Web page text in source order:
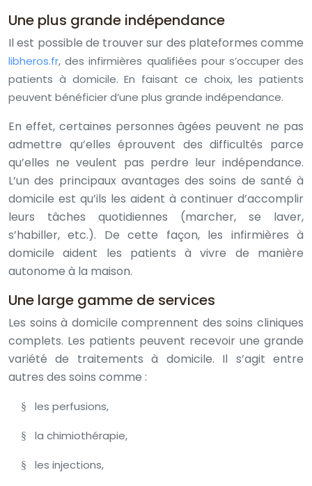
Une plus grande indépendance
Il est possible de trouver sur des plateformes comme
libheros.fr, des infirmières qualifiées pour s’occuper des
patients à domicile. En faisant ce choix, les patients
peuvent bénéficier d’une plus grande indépendance.
En effet, certaines personnes âgées peuvent ne pas
admettre qu’elles éprouvent des difficultés parce
qu’elles ne veulent pas perdre leur indépendance.
L’un des principaux avantages des soins de santé à
domicile est qu’ils les aident à continuer d’accomplir
leurs tâches quotidiennes (marcher, se laver,
s’habiller, etc.). De cette façon, les infirmières à
domicile aident les patients à vivre de manière
autonome à la maison.
Une large gamme de services
Les soins à domicile comprennent des soins cliniques
complets. Les patients peuvent recevoir une grande
variété de traitements à domicile. Il s’agit entre
autres des soins comme :
§ les perfusions,
§ la chimiothérapie,
§ les injections,